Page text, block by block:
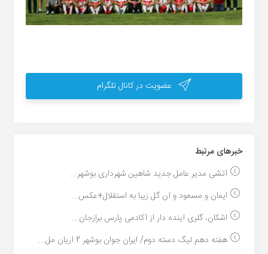
عضویت در کانال تلگرام
خبر‌های مرتبط
آتشی مدیر عامل جدید شاهین شهرداری بوشهر...
ایمان و مسعود و آن گل زیبا به استقلال+عکس...
اشکان، گلری آینده دار از آکادمی پارس برازجان...
هفته دهم لیگ دسته دوم/ ایران جوان بوشهر 2 آریان مل...